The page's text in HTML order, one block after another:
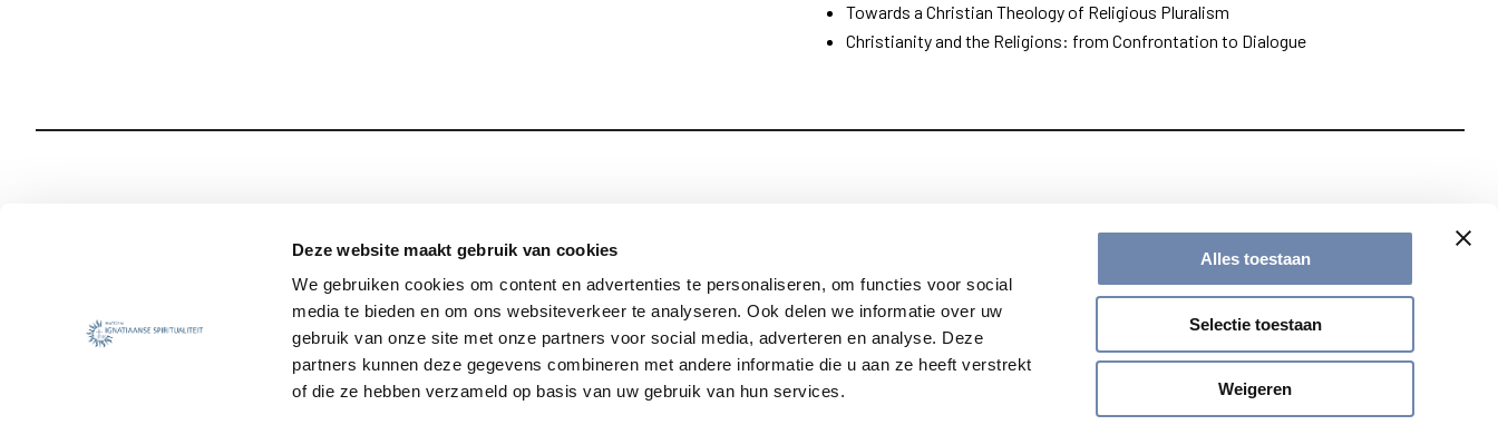
Deze website maakt gebruik van cookies
We gebruiken cookies om content en advertenties te personaliseren, om functies voor social
media te bieden en om ons websiteverkeer te analyseren. Ook delen we informatie over uw
gebruik van onze site met onze partners voor social media, adverteren en analyse. Deze
partners kunnen deze gegevens combineren met andere informatie die u aan ze heeft verstrekt
of die ze hebben verzameld op basis van uw gebruik van hun services.
Alles toestaan
Selectie toestaan
Weigeren
Towards a Christian Theology of Religious Pluralism
Christianity and the Religions: from Confrontation to Dialogue
Jezuïet worden
Onze Spiritualiteit
Sociale Veiligheid
Privacy
Blijf op de hoogte met onze nieuwsbrief